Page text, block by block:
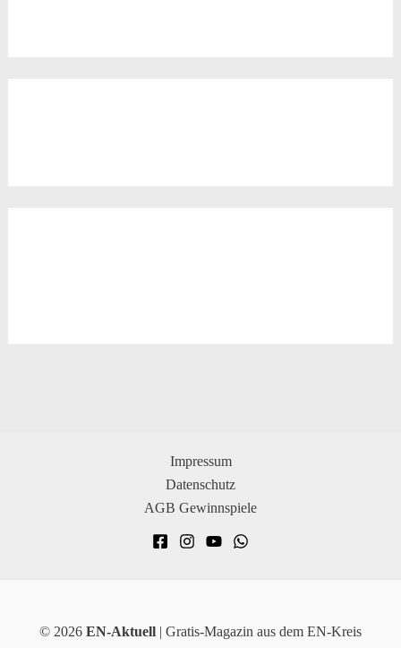
Impressum
Datenschutz
AGB Gewinnspiele
© 2026 EN-Aktuell | Gratis-Magazin aus dem EN-Kreis